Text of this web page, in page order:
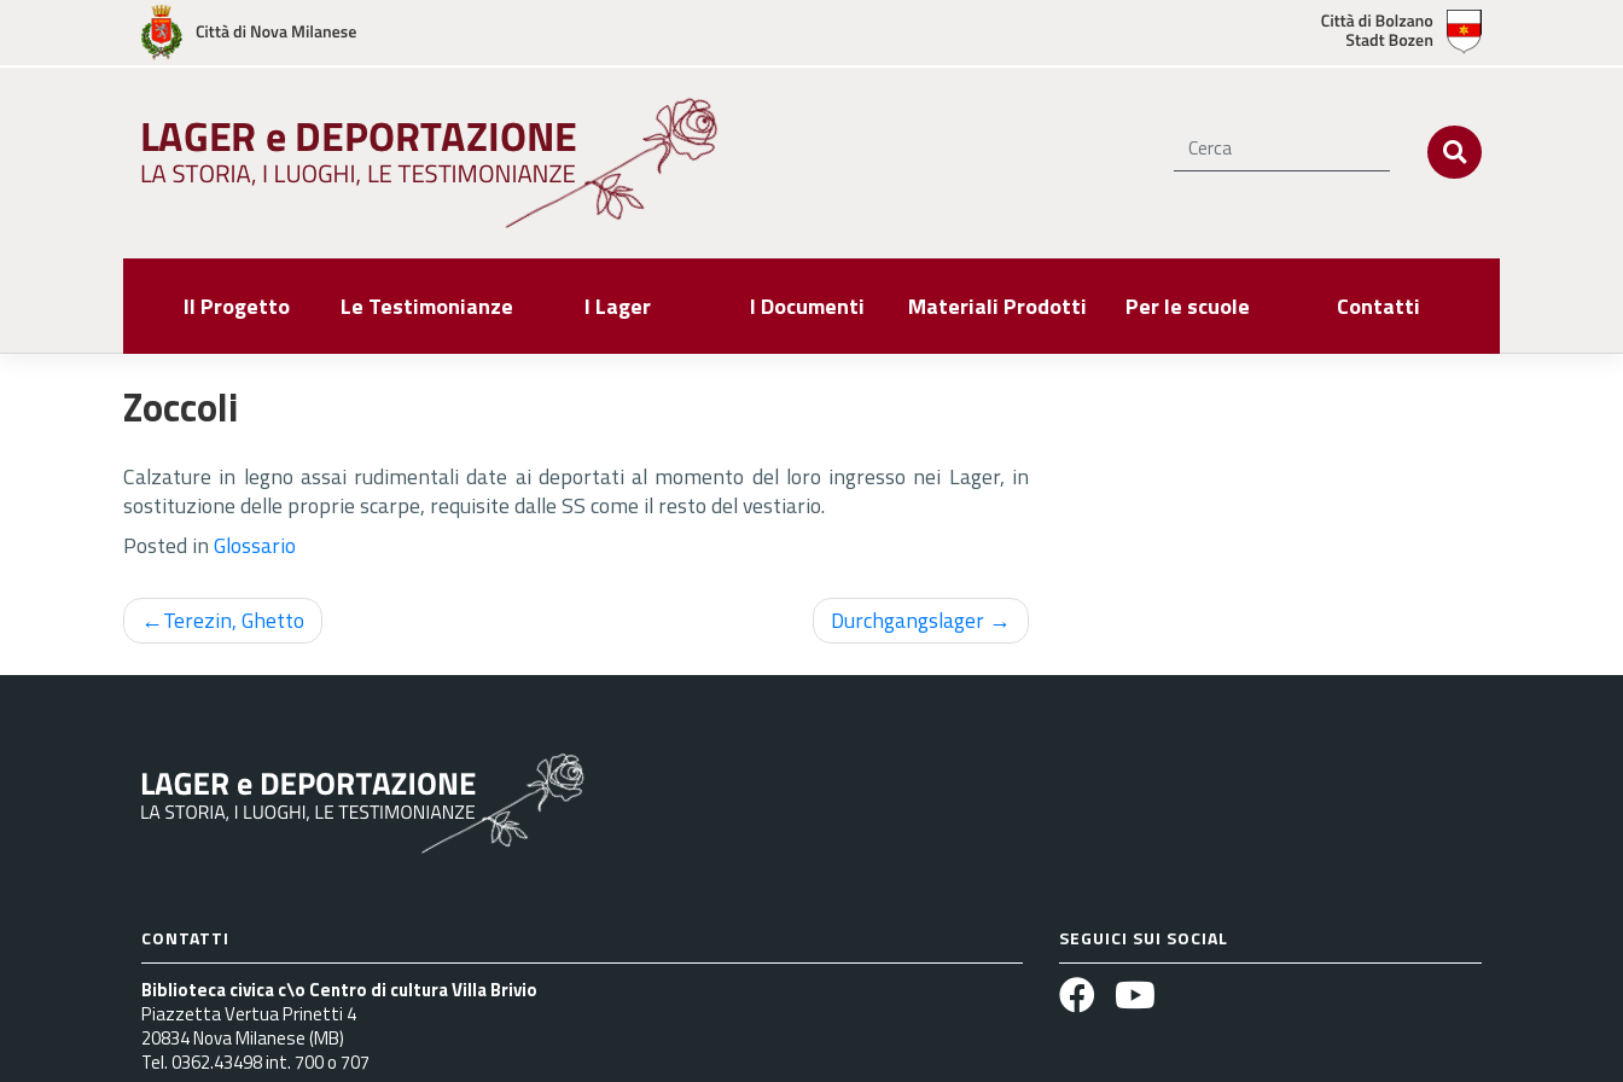
Il Progetto Le Testimonianze I Lager I Documenti Materiali Prodotti Per le scuole Contatti
Zoccoli
Calzature in legno assai rudimentali date ai deportati al momento del loro ingresso nei Lager, in
sostituzione delle proprie scarpe, requisite dalle SS come il resto del vestiario.
Posted inGlossario
Navigazione
articoli
Terezin, Ghetto Durchgangslager
CONTATTI
Biblioteca civica c\o Centro di cultura Villa Brivio
Piazzetta Vertua Prinetti 4
20834 Nova Milanese (MB)
Tel. 0362.43498 int. 700 o 707
SEGUICI SUI SOCIAL